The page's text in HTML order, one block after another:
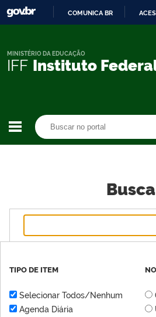
COMUNICA BR
IFF Instituto
MINISTÉRIO DA EDUCAÇÃO
Busca
TIPO DE ITEM
Selecionar Todos/Nenhum
Agenda Diária